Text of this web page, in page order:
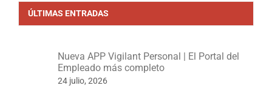
ÚLTIMAS ENTRADAS
Nueva APP Vigilant Personal | El Portal del
Empleado más completo
24 julio, 2026